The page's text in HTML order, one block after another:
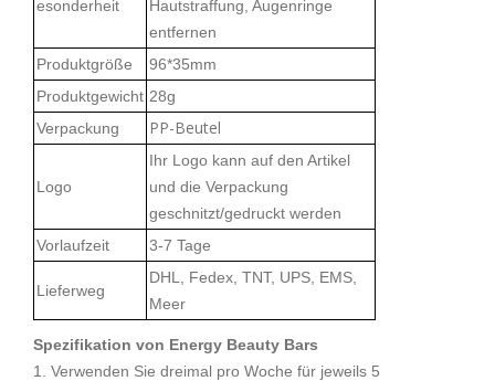
esonderheit
Hautstraffung, Augenringe
entfernen
Produktgröße
96*35mm
Produktgewicht 28g
Verpackung
PP-Beutel
Logo
Ihr Logo kann auf den Artikel
und die Verpackung
geschnitzt/gedruckt werden
Vorlaufzeit
3-7 Tage
Lieferweg
DHL, Fedex, TNT, UPS, EMS,
Meer
Spezifikation von Energy Beauty Bars
1. Verwenden Sie dreimal pro Woche für jeweils 5